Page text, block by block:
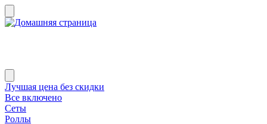
Лучшая цена без скидки
Все включено
Сеты
Роллы